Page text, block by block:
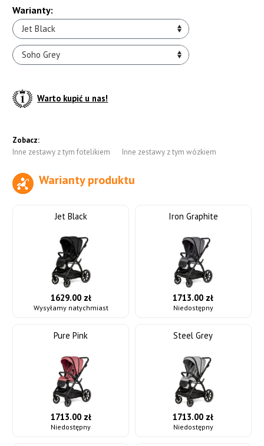
Warianty:
Jet Black
Soho Grey
Warto kupić u nas!
Zobacz:
Inne zestawy z tym fotelikiem
Inne zestawy z tym wózkiem
do koszyka
Warianty produktu
Jet Black
1629.00 zł
Wysyłamy natychmiast
Iron Graphite
1713.00 zł
Niedostępny
Pure Pink
1713.00 zł
Niedostępny
Steel Grey
1713.00 zł
Niedostępny